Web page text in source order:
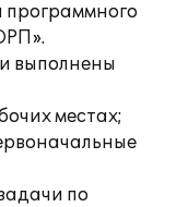
выполнены
местах;
по